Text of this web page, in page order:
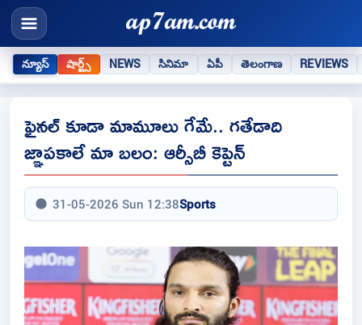
న్యూస్ షార్ట్స్ NEWS సినిమా ఏపీ తెలంగాణ REVIEWS
ఫైనల్ కూడా మామూలు గేమే.. గతేడాది
జ్ఞాపకాలే మా బలం: ఆర్సీబీ కెప్టెన్
31-05-2026 Sun 12:38Sports